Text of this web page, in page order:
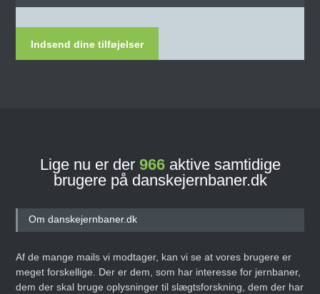
Indsend dine tilføjelser
Lige nu er der 966aktive samtidige
brugere på danskejernbaner.dk
Om danskejernbaner.dk
Af de mange mails vi modtager, kan vi se at vores brugere er
meget forskellige. Der er dem, som har interesse for jernbaner,
dem der skal bruge oplysninger til slægtsforskning, dem der har